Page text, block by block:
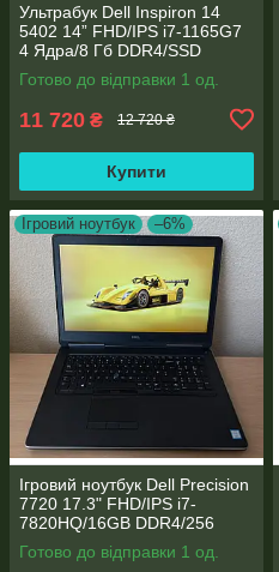
Ультрабук Dell Inspiron 14
5402 14” FHD/IPS i7-1165G7
4 Ядра/8 Гб DDR4/SSD
512Gb/ Intel Iris Xe Graphics
Готово до відправки 1 од.
11 720 ₴ 12 720 ₴
Купити
Ігровий ноутбук –6%
Ігровий ноутбук Dell Precision
7720 17.3" FHD/IPS i7-
7820HQ/16GB DDR4/256
SSD/NVIDIA Quadro P4000
8GB
Готово до відправки 1 од.